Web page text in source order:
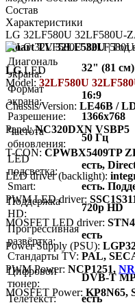
Состав
Характеристики
LG 32LF580U 32LF580U-
Smart TV 32LF580U| Год
Диагональ
экрана:
32" (81 см)
Формат
экрана:
16:9
Разрешение:
1366x768
Частота
обновления:
50 Гц
LED
подсветка:
есть,
Smart:
есть.
Поддержка
HD:
720p HD
Прогрессивная
развёртка:
есть
Стандарты TV: PAL,
Цифровой
тюнер:
DVB-T
Телетекст:
есть
LGLED
Model: 32LF580U
Chassis/Version: LE46B /
Panel:NC320DXN VSBP5
T-CON: CPWBX5409TP
LED driver (backlight):
PWM LED driver:
MOSFET LED driver:
Power Supply (PSU):
PWM Power: NCP1251,
MOSFET Power: KP8N65,